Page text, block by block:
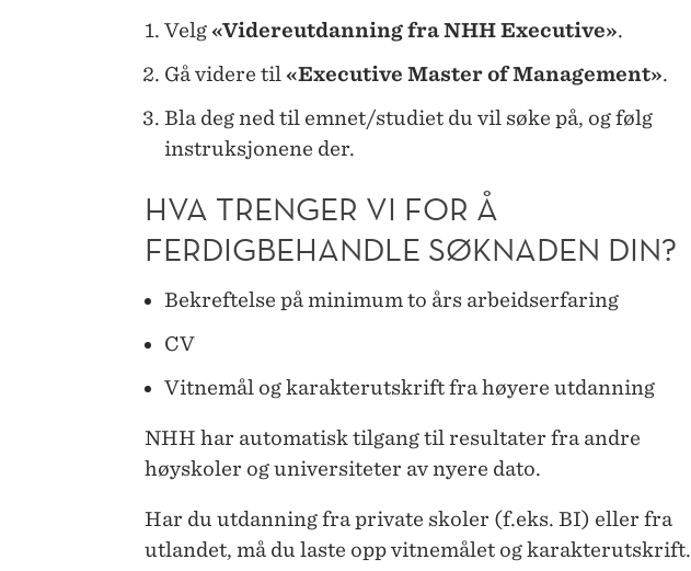
Velg«Videreutdanning fra NHH Executive».
Gå videre til «Executive Master of Management».
Bla deg ned til emnet/studiet du vil søke på, og følg
instruksjonene der.
HVA TRENGER VI FOR Å
FERDIGBEHANDLE SØKNADEN DIN?
Bekreftelse på minimum to års arbeidserfaring
CV
Vitnemål og karakterutskrift fra høyere utdanning
NHH har automatisk tilgang til resultater fra andre
høyskoler og universiteter av nyere dato.
Har du utdanning fra private skoler (f.eks. BI) eller fra
utlandet, må du laste opp vitnemålet og karakterutskrift.